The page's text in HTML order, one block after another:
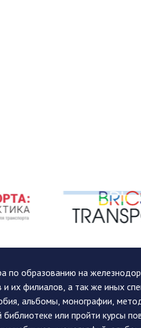
по образованию на
и их филиалов, а так же иных
альбомы, монографии,
или пройти курсы